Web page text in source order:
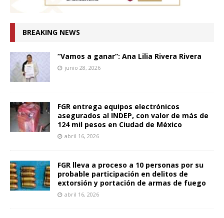
BREAKING NEWS
“Vamos a ganar”: Ana Lilia Rivera Rivera
junio 28, 2026
FGR entrega equipos electrónicos
asegurados al INDEP, con valor de más de
124 mil pesos en Ciudad de México
abril 16, 2026
FGR lleva a proceso a 10 personas por su
probable participación en delitos de
extorsión y portación de armas de fuego
abril 16, 2026